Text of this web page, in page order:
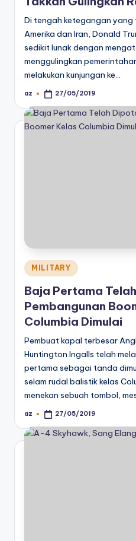
Di tengah ketegangan yang
Amerika dan Iran, Donald
sedikit lunak dengan
menggulingkan
melakukan kunjungan ke…
Posted
az 27/05/2019
Posted
in
MILITARY
Baja Pertama
Pembangunan
Columbia Dimulai
Pembuat kapal terbesar
Huntington Ingalls telah
pertama sebagai tanda
selam rudal balistik kelas
menekan sebuah tombol,
Posted
az 27/05/2019